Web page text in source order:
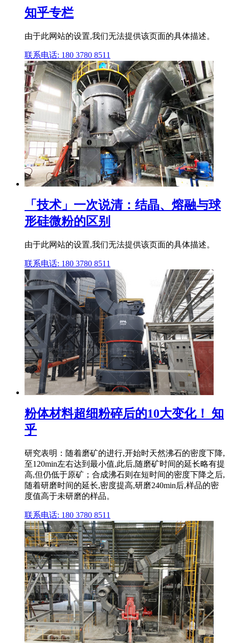
知乎专栏
由于此网站的设置,我们无法提供该页面的具体描述。
联系电话: 180 3780 8511
「技术」一次说清：结晶、熔融与球
形硅微粉的区别
由于此网站的设置,我们无法提供该页面的具体描述。
联系电话: 180 3780 8511
粉体材料超细粉碎后的10大变化！ 知
乎
研究表明：随着磨矿的进行,开始时天然沸石的密度下降,
至120min左右达到最小值,此后,随磨矿时间的延长略有提
高,但仍低于原矿；合成沸石则在短时间的密度下降之后,
随着研磨时间的延长,密度提高,研磨240min后,样品的密
度值高于未研磨的样品。
联系电话: 180 3780 8511